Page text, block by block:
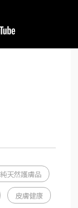
純天然護膚品
皮膚健康